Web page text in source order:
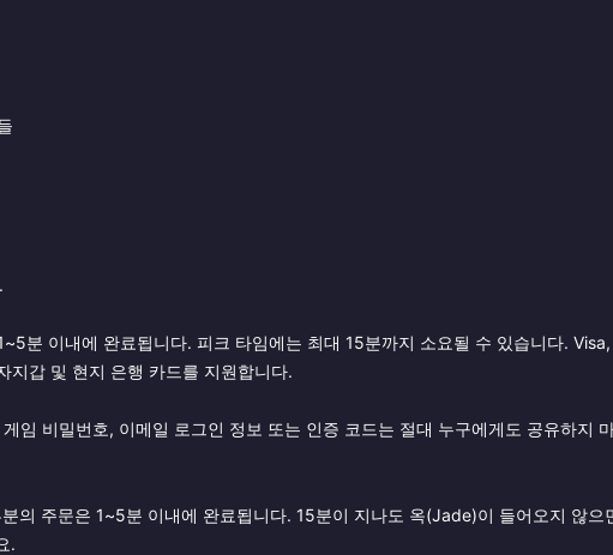
분 이내에 완료됩니다. 피크 타임에는 최대 15분까지 소요될 수 있습니다. Visa,
갑 및 현지 은행 카드를 지원합니다.
임 비밀번호, 이메일 로그인 정보 또는 인증 코드는 절대 누구에게도 공유하지
의 주문은 1~5분 이내에 완료됩니다. 15분이 지나도 옥(Jade)이 들어오지 않으
.